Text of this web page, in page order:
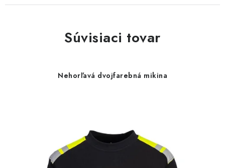
Súvisiaci tovar
Nehorľavá dvojfarebná mikina